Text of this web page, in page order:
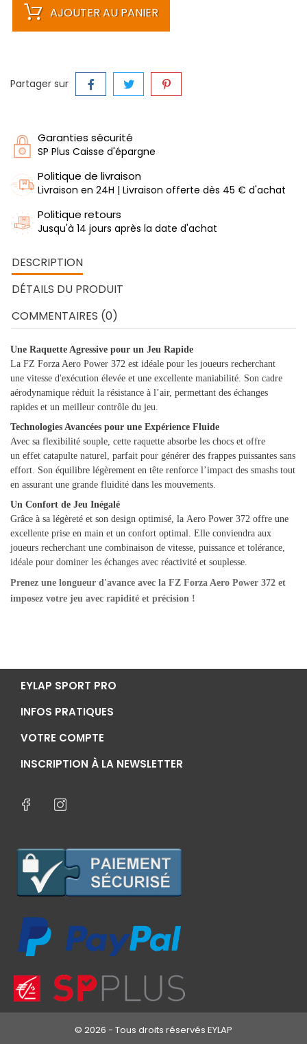
AJOUTER AU PANIER
Partager sur
Garanties sécurité
SP Plus Caisse d'épargne
Politique de livraison
Livraison en 24H | Livraison offerte dès 45 € d'achat
Politique retours
Jusqu'à 14 jours après la date d'achat
DESCRIPTION
DÉTAILS DU PRODUIT
COMMENTAIRES (0)
Une Raquette Agressive pour un Jeu Rapide
La FZ Forza Aero Power 372 est idéale pour les joueurs recherchant
une vitesse d'exécution élevée et une excellente maniabilité. Son cadre
aérodynamique réduit la résistance à l’air, permettant des échanges
rapides et un meilleur contrôle du jeu.
Technologies Avancées pour une Expérience Fluide
Avec sa flexibilité souple, cette raquette absorbe les chocs et offre
un effet catapulte naturel, parfait pour générer des frappes puissantes sans
effort. Son équilibre légèrement en tête renforce l’impact des smashs tout
en assurant une grande fluidité dans les mouvements.
Un Confort de Jeu Inégalé
Grâce à sa légèreté et son design optimisé, la Aero Power 372 offre une
excellente prise en main et un confort optimal. Elle conviendra aux
joueurs recherchant une combinaison de vitesse, puissance et tolérance,
idéale pour dominer les échanges avec réactivité et souplesse.
Prenez une longueur d'avance avec la FZ Forza Aero Power 372 et
imposez votre jeu avec rapidité et précision !
EYLAP SPORT PRO
INFOS PRATIQUES
VOTRE COMPTE
INSCRIPTION À LA NEWSLETTER
© 2026 - Tous droits réservés EYLAP